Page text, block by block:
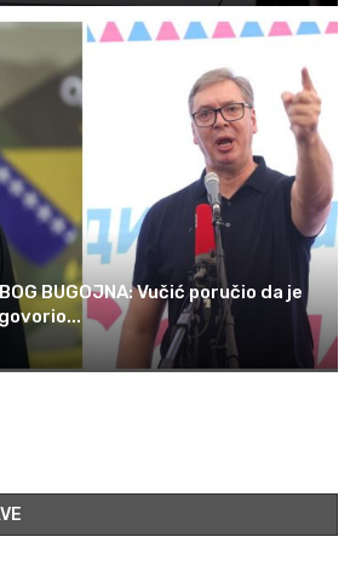
BUGOJNA: Vučić poručio da je